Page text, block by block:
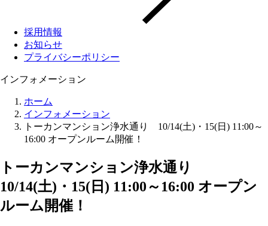
採用情報
お知らせ
プライバシーポリシー
インフォメーション
ホーム
インフォメーション
トーカンマンション浄水通り 10/14(土)・15(日) 11:00～
16:00 オープンルーム開催！
トーカンマンション浄水通り
10/14(土)・15(日) 11:00～16:00 オープン
ルーム開催！